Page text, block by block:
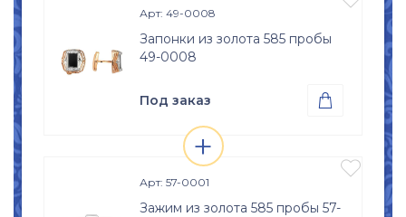
17
17,5
19
19,5
21,5
23,5
25
25,5
Арт: 49-0008
Запонки из золота 585 пробы
49-0008
Под заказ 
Золото 585
+

Арт: 57-0001
Зажим из золота 585 пробы 57-